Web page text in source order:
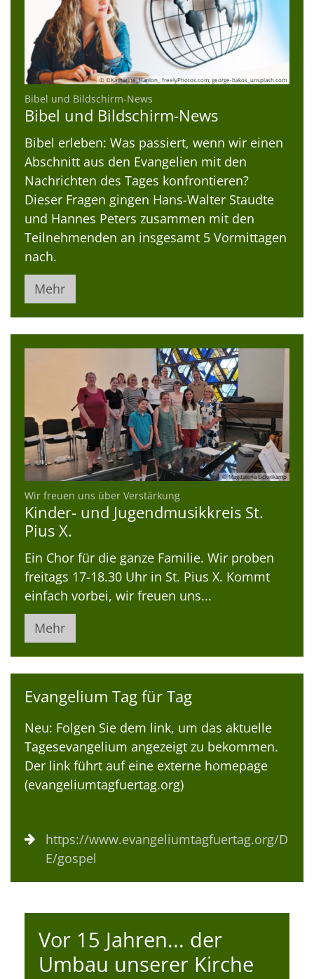
© ©Katharine_Hanlon_ freelyPhotos.com; george-bakos_unsplash.com
Bibel und Bildschirm-News
Bibel und Bildschirm-News
Bibel erleben: Was passiert, wenn wir einen
Abschnitt aus den Evangelien mit den
Nachrichten des Tages konfrontieren?
Dieser Fragen gingen Hans-Walter Staudte
und Hannes Peters zusammen mit den
Teilnehmenden an insgesamt 5 Vormittagen
nach.
Mehr
© Magdalena Eickelkamp
Wir freuen uns über Verstärkung:
Kinder- und Jugendmusikkreis St.
Pius X.
Ein Chor für die ganze Familie. Wir proben
freitags 17-18.30 Uhr in St. Pius X. Kommt
einfach vorbei, wir freuen uns...
Mehr
Evangelium Tag für Tag
Neu: Folgen Sie dem link, um das aktuelle
Tagesevangelium angezeigt zu bekommen.
Der link führt auf eine externe homepage
(evangeliumtagfuertag.org)
https://www.evangeliumtagfuertag.org/D
E/gospel
Vor 15 Jahren... der
Umbau unserer Kirche